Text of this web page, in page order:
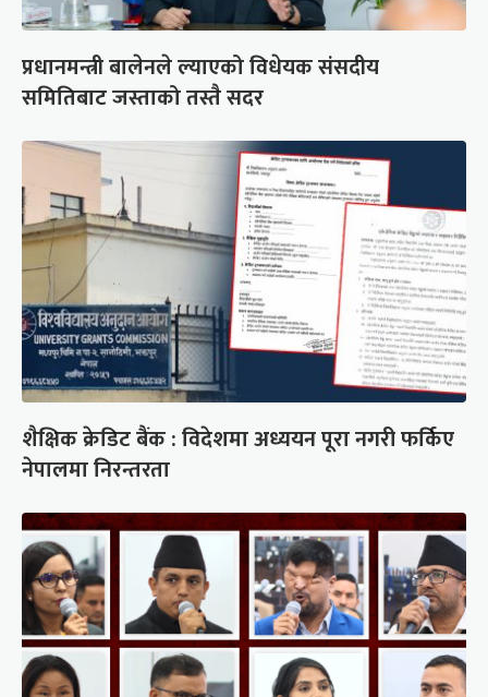
प्रधानमन्त्री बालेनले ल्याएको विधेयक संसदीय
समितिबाट जस्ताको तस्तै सदर
शैक्षिक क्रेडिट बैंक : विदेशमा अध्ययन पूरा नगरी फर्किए
नेपालमा निरन्तरता